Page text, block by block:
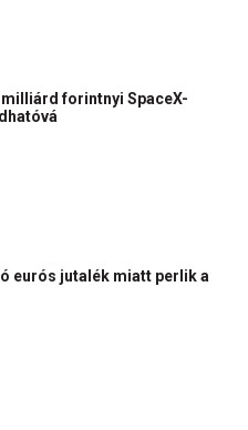
forintnyi SpaceX-
eurós jutalék miatt perlik a